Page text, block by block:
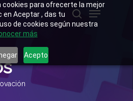
para ofrecerte la mejor
en Aceptar , das tu
de cookies según nuestra
más
Acepto
buscar
Menu